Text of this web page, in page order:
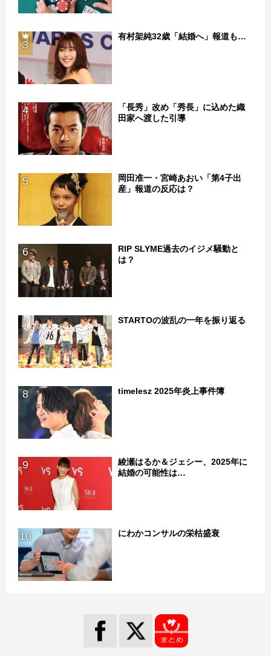
3
有村架純32歳「結婚へ」報道も…
4
「長秀」改め「秀長」に込めた織
田家へ渡した引導
5
岡田准一・宮崎あおい「第4子出
産」報道の反応は？
6
RIP SLYME過去のイジメ騒動と
は？
7 STARTOの波乱の一年を振り返る
8 timelesz 2025年炎上事件簿
9
綾瀬はるか＆ジェシー、2025年に
結婚の可能性は…
10 にわかコンサルの栄枯盛衰